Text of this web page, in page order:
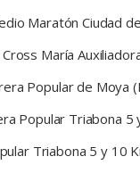
Maratón Ciudad
María
Popular de Moya
Popular Triabona 5
Triabona 5 y 10